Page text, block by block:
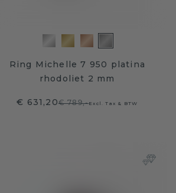
Ring Michelle 7 950 platina
rhodoliet 2 mm
€ 631,20€ 789,-Excl. Tax & BTW